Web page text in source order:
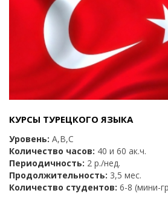
КУРСЫ ТУРЕЦКОГО ЯЗЫКА
Уровень: A,B,C
Количество часов: 40 и 60 ак.ч.
Периодичность: 2 р./нед.
Продолжительность: 3,5 мес.
Количество студентов: 6-8 (мини-